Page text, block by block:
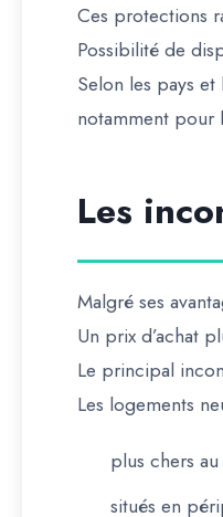
Ces protections
Possibilité de
Selon les pays
notamment pour
Les
Malgré ses
Un prix d’achat
Le principal
Les logements
plus chers
situés en